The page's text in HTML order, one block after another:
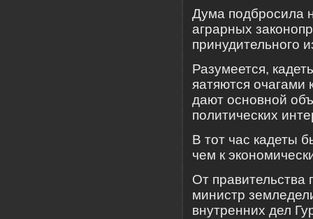
Дума подбросила
аграрных
принудительного
Разумеется,
яатяются очагами
дают основной
политических
В тот час кадеты
чем к
От правительства
министр
внутренних дел